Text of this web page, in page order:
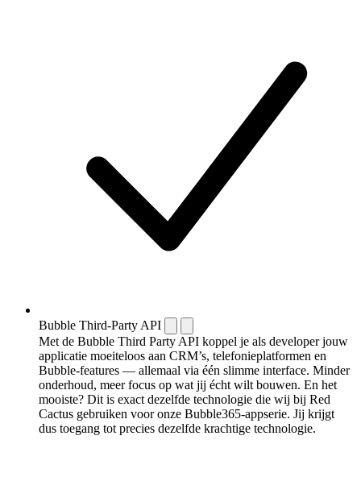
Bubble Third-Party API
Met de Bubble Third Party API koppel je als developer jouw
applicatie moeiteloos aan CRM’s, telefonieplatformen en
Bubble-features — allemaal via één slimme interface. Minder
onderhoud, meer focus op wat jij écht wilt bouwen. En het
mooiste? Dit is exact dezelfde technologie die wij bij Red
Cactus gebruiken voor onze Bubble365-appserie. Jij krijgt
dus toegang tot precies dezelfde krachtige technologie.